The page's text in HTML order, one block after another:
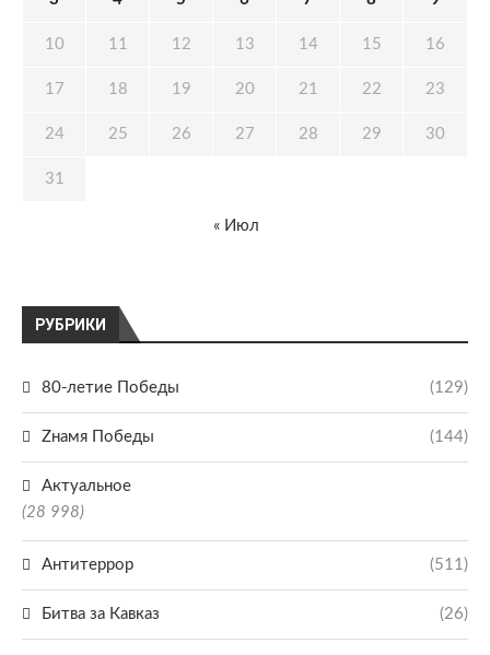
РУБРИКИ
80-летие Победы (129)
Zнамя Победы (144)
Актуальное
(28 998)
Антитеррор (511)
Битва за Кавказ (26)
10 11 12 13 14 15 16
17 18 19 20 21 22 23
24 25 26 27 28 29 30
31
« Июл